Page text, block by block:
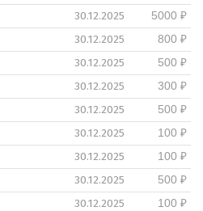
30.12.2025
5000 ₽
30.12.2025
800 ₽
30.12.2025
500 ₽
30.12.2025
300 ₽
30.12.2025
500 ₽
30.12.2025
100 ₽
30.12.2025
100 ₽
30.12.2025
500 ₽
30.12.2025
100 ₽